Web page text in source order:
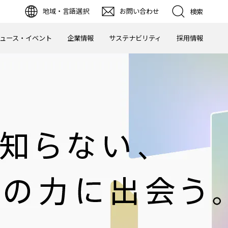
地域・言語選択 お問い合わせ 検索
ース・イベント 企業情報 サステナビリティ 採用情報